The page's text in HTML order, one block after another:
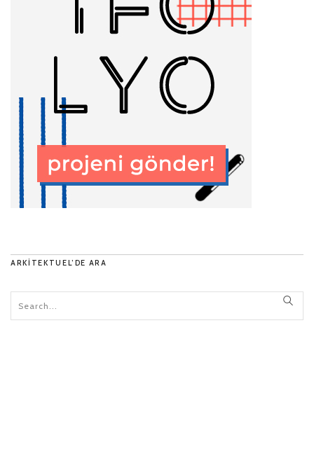
ARKITEKTUEL’DE ARA